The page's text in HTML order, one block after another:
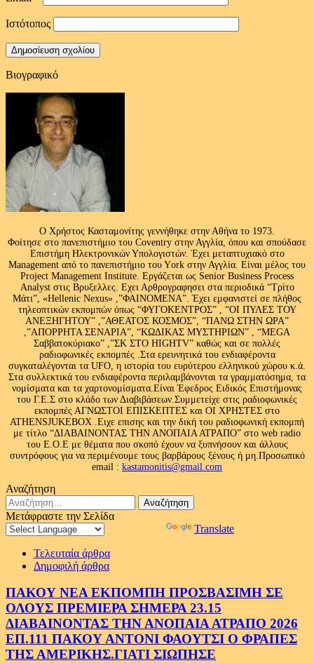
Ιστότοπος
Βιογραφικό
Ο Χρήστος Κασταμονίτης γεννήθηκε στην Αθήνα το 1973.
Φοίτησε στο πανεπιστήμιο του Coventry στην Αγγλία, όπου και σπούδασε
Επιστήμη Ηλεκτρονικών Υπολογιστών. Έχει μεταπτυχιακό στο
Management από το πανεπιστήμιο του Υork στην Αγγλία. Είναι μέλος του
Project Management Institute. Εργάζεται ως Senior Business Process
Analyst στις Βρυξελλες. Εχει Αρθρογραφησει στα περιοδικά “Τρίτο
Μάτι”, «Hellenic Nexus» ,”ΦΑΙΝΟΜΕΝΑ”. Έχει εμφανιστεί σε πλήθος
τηλεοπτικών εκπομπών όπως “ΦΥΓΟΚΕΝΤΡΟΣ” , “ΟΙ ΠΥΛΕΣ ΤΟΥ
ΑΝΕΞΗΓΗΤΟΥ” ,”ΑΘΕΑΤΟΣ ΚΟΣΜΟΣ”, “ΠΑΝΩ ΣΤΗΝ ΩΡΑ”
,”ΑΠΟΡΡΗΤΑ ΣΕΝΑΡΙΑ”, “ΚΩΔΙΚΑΣ ΜΥΣΤΗΡΙΩΝ” , “MEGA
Σαββατοκύριακο” ,”ΣΚ ΣΤΟ HIGHTV” καθώς και σε πολλές
ραδιοφωνικές εκπομπές .Στα ερευνητικά του ενδιαφέροντα
συγκαταλέγονται τα UFO, η ιστορία του ευρύτερου ελληνικού χώρου κ.ά.
Στα συλλεκτικά του ενδιαφέροντα περιλαμβάνονται τα γραμματόσημα, τα
νομίσματα και τα χαρτονομίσματα.Είναι Έφεδρος Ειδικός Επιστήμονας
του Γ.Ε.Σ στο κλάδο των Διαβιβάσεων.Συμμετείχε στις ραδιοφωνικές
εκπομπές ΑΓΝΩΣΤΟΙ ΕΠΙΣΚΕΠΤΕΣ και ΟΙ ΧΡΗΣΤΕΣ στο
ATHENSJUKEBOX .Ειχε επισης και την δική του ραδιοφωνική εκπομπή
με τίτλο “ΔΙΑΒΑΙΝΟΝΤΑΣ ΤΗΝ ΑΝΟΠΑΙΑ ΑΤΡΑΠΟ” στο web radio
του Ε.Ο.Ε με θέματα που σκοπό έχουν να ξυπνήσουν και άλλους
συντρόφους για να περιμένουμε τους βαρβάρους ξένους ή μη.Προσωπικό
email : kastamonitis@gmail.com
Αναζήτηση
Αναζήτηση
για:
Μετάφραστε την Σελίδα
Translate
Τελευταία άρθρα
Δημοφιλή άρθρα
ΠΑΚΟΥ ΝΕΑ ΕΚΠΟΜΠΗ ΠΡΟΣΒΑΣΙΜΗ ΣΕ
ΟΛΟΥΣ ΠΡΕΜΙΕΡΑ ΣΗΜΕΡΑ 23.15
ΔΙΑΒΑΙΝΟΝΤΑΣ ΤΗΝ ΑΝΟΠΑΙΑ ΑΤΡΑΠΟ 2026
ΕΠ.111 ΠΑΚΟΥ ΑΝΤΟΝΙ ΦΑΟΥΤΣΙ Ο ΦΡΑΠΕΣ
ΤΗΣ ΑΜΕΡΙΚΗΣ.ΓΙΑΤΙ ΣΙΩΠΗΣΕ